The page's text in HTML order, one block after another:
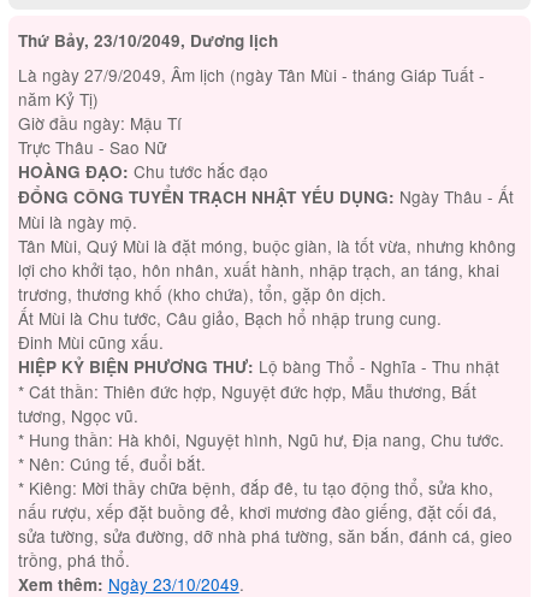
Thứ Bảy, 23/10/2049, Dương lịch
Là ngày 27/9/2049, Âm lịch (ngày Tân Mùi - tháng Giáp Tuất -
năm Kỷ Tị)
Giờ đầu ngày: Mậu Tí
Trực Thâu - Sao Nữ
HOÀNG ĐẠO: Chu tước hắc đạo
ĐỔNG CÔNG TUYỂN TRẠCH NHẬT YẾU DỤNG: Ngày Thâu - Ất
Mùi là ngày mộ.
Tân Mùi, Quý Mùi là đặt móng, buộc giàn, là tốt vừa, nhưng không
lợi cho khởi tạo, hôn nhân, xuất hành, nhập trạch, an táng, khai
trương, thương khố (kho chứa), tổn, gặp ôn dịch.
Ất Mùi là Chu tước, Câu giảo, Bạch hổ nhập trung cung.
Đinh Mùi cũng xấu.
HIỆP KỶ BIỆN PHƯƠNG THƯ: Lộ bàng Thổ - Nghĩa - Thu nhật
* Cát thần: Thiên đức hợp, Nguyệt đức hợp, Mẫu thương, Bất
tương, Ngọc vũ.
* Hung thần: Hà khôi, Nguyệt hình, Ngũ hư, Địa nang, Chu tước.
* Nên: Cúng tế, đuổi bắt.
* Kiêng: Mời thầy chữa bệnh, đắp đê, tu tạo động thổ, sửa kho,
nấu rượu, xếp đặt buồng đẻ, khơi mương đào giếng, đặt cối đá,
sửa tường, sửa đường, dỡ nhà phá tường, săn bắn, đánh cá, gieo
trồng, phá thổ.
Xem thêm: Ngày 23/10/2049.